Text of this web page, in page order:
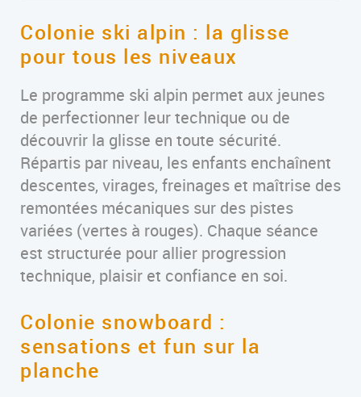
Colonie ski alpin : la glisse
pour tous les niveaux
Le programme ski alpin permet aux jeunes
de perfectionner leur technique ou de
découvrir la glisse en toute sécurité.
Répartis par niveau, les enfants enchaînent
descentes, virages, freinages et maîtrise des
remontées mécaniques sur des pistes
variées (vertes à rouges). Chaque séance
est structurée pour allier progression
technique, plaisir et confiance en soi.
Colonie snowboard :
sensations et fun sur la
planche